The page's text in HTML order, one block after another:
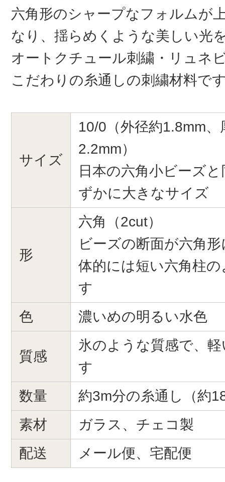
六角形のシャープなフォルムが
なり、揺らめくような美しい光
オートクチュール刺繍・リュネ
こだわりの糸通しの刺繍材料で
サイズ
10/0（外径約1.8mm、
2.2mm）
日本の六角小ビーズ
ずかに大きなサイズ
形
六角（2cut）
ビーズの断面が六角
体的には短い六角柱
す
色
濃いめの明るい水色
質感
氷のような質感で、
す
数量
約3m分の糸通し（約
素材
ガラス、チェコ製
配送
メール便、宅配便